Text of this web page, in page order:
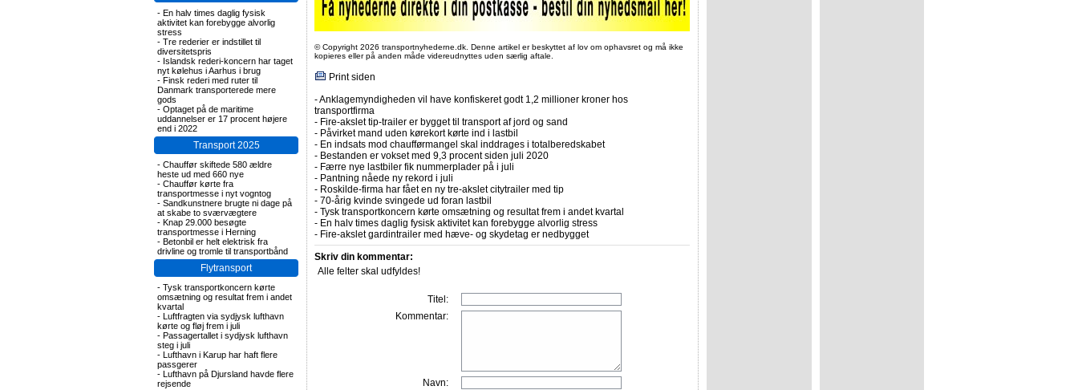
- En halv times daglig fysisk
aktivitet kan forebygge alvorlig
stress
- Tre rederier er indstillet til
diversitetspris
- Islandsk rederi-koncern har taget
nyt kølehus i Aarhus i brug
- Finsk rederi med ruter til
Danmark transporterede mere
gods
- Optaget på de maritime
uddannelser er 17 procent højere
end i 2022
Transport 2025
- Chauffør skiftede 580 ældre
heste ud med 660 nye
- Chauffør kørte fra
transportmesse i nyt vogntog
- Sandkunstnere brugte ni dage på
at skabe to sværvægtere
- Knap 29.000 besøgte
transportmesse i Herning
- Betonbil er helt elektrisk fra
drivline og tromle til transportbånd
Flytransport
- Tysk transportkoncern kørte
omsætning og resultat frem i andet
kvartal
- Luftfragten via sydjysk lufthavn
kørte og fløj frem i juli
- Passagertallet i sydjysk lufthavn
steg i juli
- Lufthavn i Karup har haft flere
passgerer
- Lufthavn på Djursland havde flere
rejsende
© Copyright 2026 transportnyhederne.dk. Denne artikel er beskyttet af lov om ophavsret og må ikke
kopieres eller på anden måde videreudnyttes uden særlig aftale.
Print siden
-Anklagemyndigheden vil have konfiskeret godt 1,2 millioner kroner hos
transportfirma
- Fire-akslet tip-trailer er bygget til transport af jord og sand
- Påvirket mand uden kørekort kørte ind i lastbil
- En indsats mod chaufførmangel skal inddrages i totalberedskabet
- Bestanden er vokset med 9,3 procent siden juli 2020
- Færre nye lastbiler fik nummerplader på i juli
- Pantning nåede ny rekord i juli
- Roskilde-firma har fået en ny tre-akslet citytrailer med tip
- 70-årig kvinde svingede ud foran lastbil
- Tysk transportkoncern kørte omsætning og resultat frem i andet kvartal
- En halv times daglig fysisk aktivitet kan forebygge alvorlig stress
- Fire-akslet gardintrailer med hæve- og skydetag er nedbygget
Skriv din kommentar:
Alle felter skal udfyldes!
Titel:
Kommentar:
Navn: